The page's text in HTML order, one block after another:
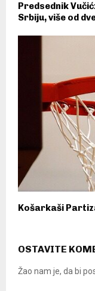
Predsednik
Srbiju, više od
Košarkaši
OSTAVITE
Žao nam je, da bi